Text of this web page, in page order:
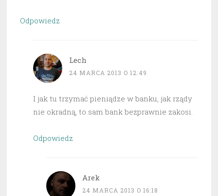
Odpowiedz
Lech
24 MARCA 2013 O 12:49
I jak tu trzymać pieniądze w banku, jak rządy
nie okradną, to sam bank bezprawnie zakosi.
Odpowiedz
Arek
24 MARCA 2013 O 16:18